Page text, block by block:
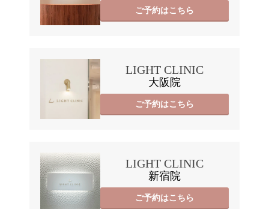
ご予約はこちら
LIGHT CLINIC
大阪院
ご予約はこちら
LIGHT CLINIC
新宿院
ご予約はこちら